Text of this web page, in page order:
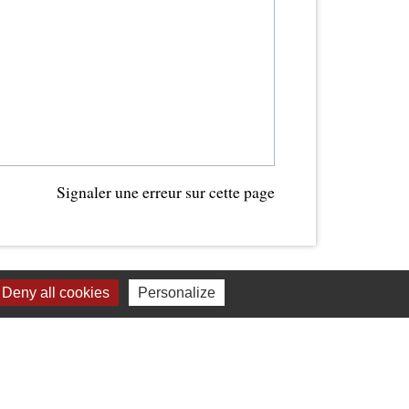
Signaler une erreur sur cette page
Deny all cookies Personalize